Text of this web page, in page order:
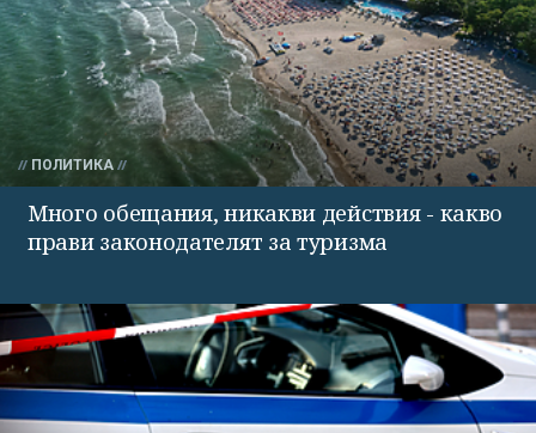
ПОЛИТИКА
Много обещания, никакви действия - какво
прави законодателят за туризма